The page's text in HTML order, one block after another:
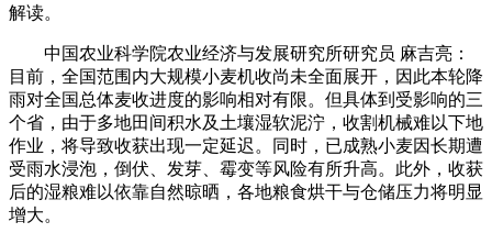
解读。
中国农业科学院农业经济与发展研究所研究员 麻吉亮：
目前，全国范围内大规模小麦机收尚未全面展开，因此本轮降
雨对全国总体麦收进度的影响相对有限。但具体到受影响的三
个省，由于多地田间积水及土壤湿软泥泞，收割机械难以下地
作业，将导致收获出现一定延迟。同时，已成熟小麦因长期遭
受雨水浸泡，倒伏、发芽、霉变等风险有所升高。此外，收获
后的湿粮难以依靠自然晾晒，各地粮食烘干与仓储压力将明显
增大。